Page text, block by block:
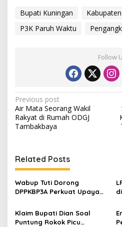
Bupati Kuningan
P3K Paruh Waktu
Follow
Post
navigation
Previous post
Air Mata Seorang Wakil
Rakyat di Rumah ODGJ
Tambakbaya
Related Posts
Wabup Tuti Dorong
DPPKBP3A Perkuat Upaya
Tingkatkan Kesejahteraan
Keluarga
Klaim Bupati Dian Soal
Puntung Rokok Picu